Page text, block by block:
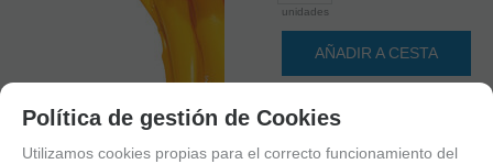
unidades
AÑADIR A CESTA
Política de gestión de Cookies
Utilizamos cookies propias para el correcto funcionamiento del